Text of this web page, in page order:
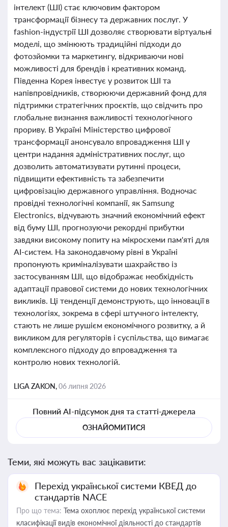
інтелект (ШІ) стає ключовим фактором
трансформації бізнесу та державних послуг. У
fashion-індустрії ШІ дозволяє створювати віртуальні
моделі, що змінюють традиційні підходи до
фотозйомки та маркетингу, відкриваючи нові
можливості для брендів і креативних команд.
Південна Корея інвестує у розвиток ШІ та
напівпровідників, створюючи державний фонд для
підтримки стратегічних проєктів, що свідчить про
глобальне визнання важливості технологічного
прориву. В Україні Міністерство цифрової
трансформації анонсувало впровадження ШІ у
центри надання адміністративних послуг, що
дозволить автоматизувати рутинні процеси,
підвищити ефективність та забезпечити
цифровізацію державного управління. Водночас
провідні технологічні компанії, як Samsung
Electronics, відчувають значний економічний ефект
від буму ШІ, прогнозуючи рекордні прибутки
завдяки високому попиту на мікросхеми пам'яті для
AI-систем. На законодавчому рівні в Україні
пропонують криміналізувати шахрайство із
застосуванням ШІ, що відображає необхідність
адаптації правової системи до нових технологічних
викликів. Ці тенденції демонструють, що інновації в
технологіях, зокрема в сфері штучного інтелекту,
стають не лише рушієм економічного розвитку, а й
викликом для регуляторів і суспільства, що вимагає
комплексного підходу до впровадження та
контролю нових технологій.
LIGA ZAKON,06 липня 2026
Повний AI-підсумок дня та статті-джерела
ОЗНАЙОМИТИСЯ
Теми, які можуть вас зацікавити:
Перехід української системи КВЕД до
стандартів NACE
Про що тема: Тема охоплює перехід української системи
класифікації видів економічної діяльності до стандартів